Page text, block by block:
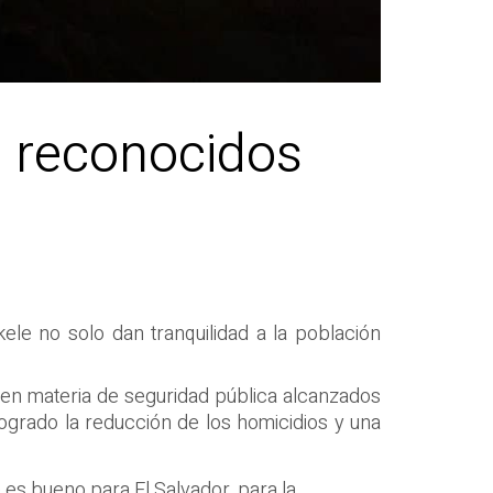
no solo dan tranquilidad a la población
materia de seguridad pública alcanzados
la reducción de los homicidios y una